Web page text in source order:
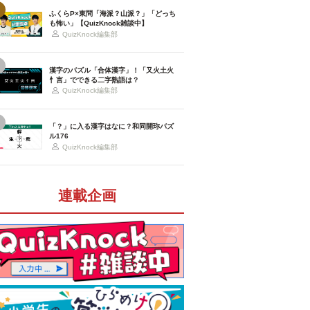
ふくらP×東問「海派？山派？」「どっち
も怖い」【QuizKnock雑談中】
QuizKnock編集部
漢字のパズル「合体漢字」！「又火土火
忄言」でできる二字熟語は？
QuizKnock編集部
「？」に入る漢字はなに？和同開珎パズ
ル176
QuizKnock編集部
連載企画